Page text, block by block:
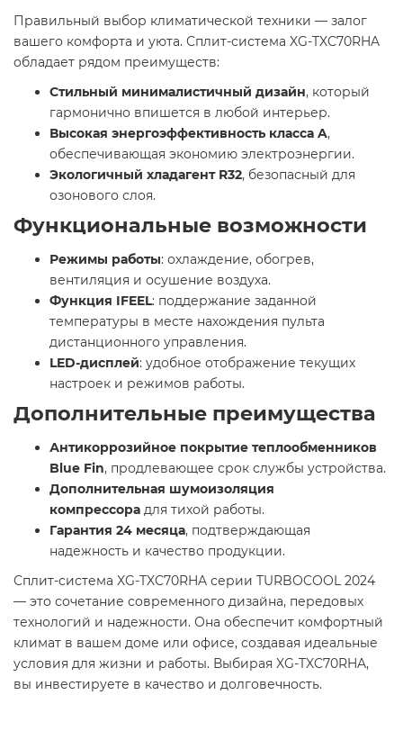
Правильный выбор климатической техники — залог
вашего комфорта и уюта. Сплит-система XG-TXC70RHA
обладает рядом преимуществ:
Стильный минималистичный дизайн, который
гармонично впишется в любой интерьер.
Высокая энергоэффективность класса A,
обеспечивающая экономию электроэнергии.
Экологичный хладагент R32, безопасный для
озонового слоя.
Функциональные возможности
Режимы работы: охлаждение, обогрев,
вентиляция и осушение воздуха.
Функция IFEEL: поддержание заданной
температуры в месте нахождения пульта
дистанционного управления.
LED-дисплей: удобное отображение текущих
настроек и режимов работы.
Дополнительные преимущества
Антикоррозийное покрытие теплообменников
Blue Fin, продлевающее срок службы устройства.
Дополнительная шумоизоляция
компрессора для тихой работы.
Гарантия 24 месяца, подтверждающая
надежность и качество продукции.
Сплит-система XG-TXC70RHA серии TURBOCOOL 2024
— это сочетание современного дизайна, передовых
технологий и надежности. Она обеспечит комфортный
климат в вашем доме или офисе, создавая идеальные
условия для жизни и работы. Выбирая XG-TXC70RHA,
вы инвестируете в качество и долговечность.